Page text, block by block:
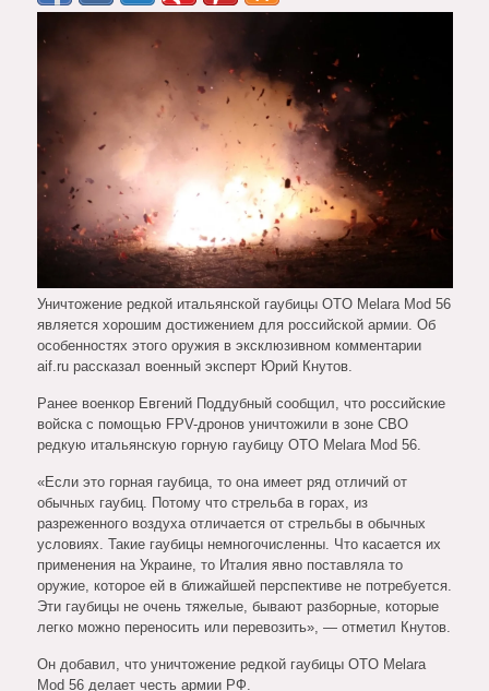
Уничтожение редкой итальянской гаубицы OTO Melara Mod 56
является хорошим достижением для российской армии. Об
особенностях этого оружия в эксклюзивном комментарии
aif.ru рассказал военный эксперт Юрий Кнутов.
Ранее военкор Евгений Поддубный сообщил, что российские
войска с помощью FPV-дронов уничтожили в зоне СВО
редкую итальянскую горную гаубицу OTO Melara Mod 56.
«Если это горная гаубица, то она имеет ряд отличий от
обычных гаубиц. Потому что стрельба в горах, из
разреженного воздуха отличается от стрельбы в обычных
условиях. Такие гаубицы немногочисленны. Что касается их
применения на Украине, то Италия явно поставляла то
оружие, которое ей в ближайшей перспективе не потребуется.
Эти гаубицы не очень тяжелые, бывают разборные, которые
легко можно переносить или перевозить», — отметил Кнутов.
Он добавил, что уничтожение редкой гаубицы OTO Melara
Mod 56 делает честь армии РФ.